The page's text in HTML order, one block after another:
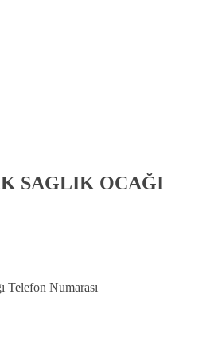
SAGLIK OCAĞI
Telefon Numarası